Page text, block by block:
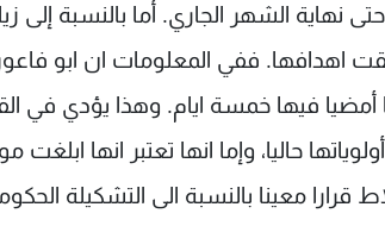
الشهر الجاري. أما بالنسبة إلى
اهدافها. ففي المعلومات ان ابو
فيها خمسة ايام. وهذا يؤدي في
حاليا، وإما انها تعتبر انها ابلغت
معينا بالنسبة الى التشكيلة